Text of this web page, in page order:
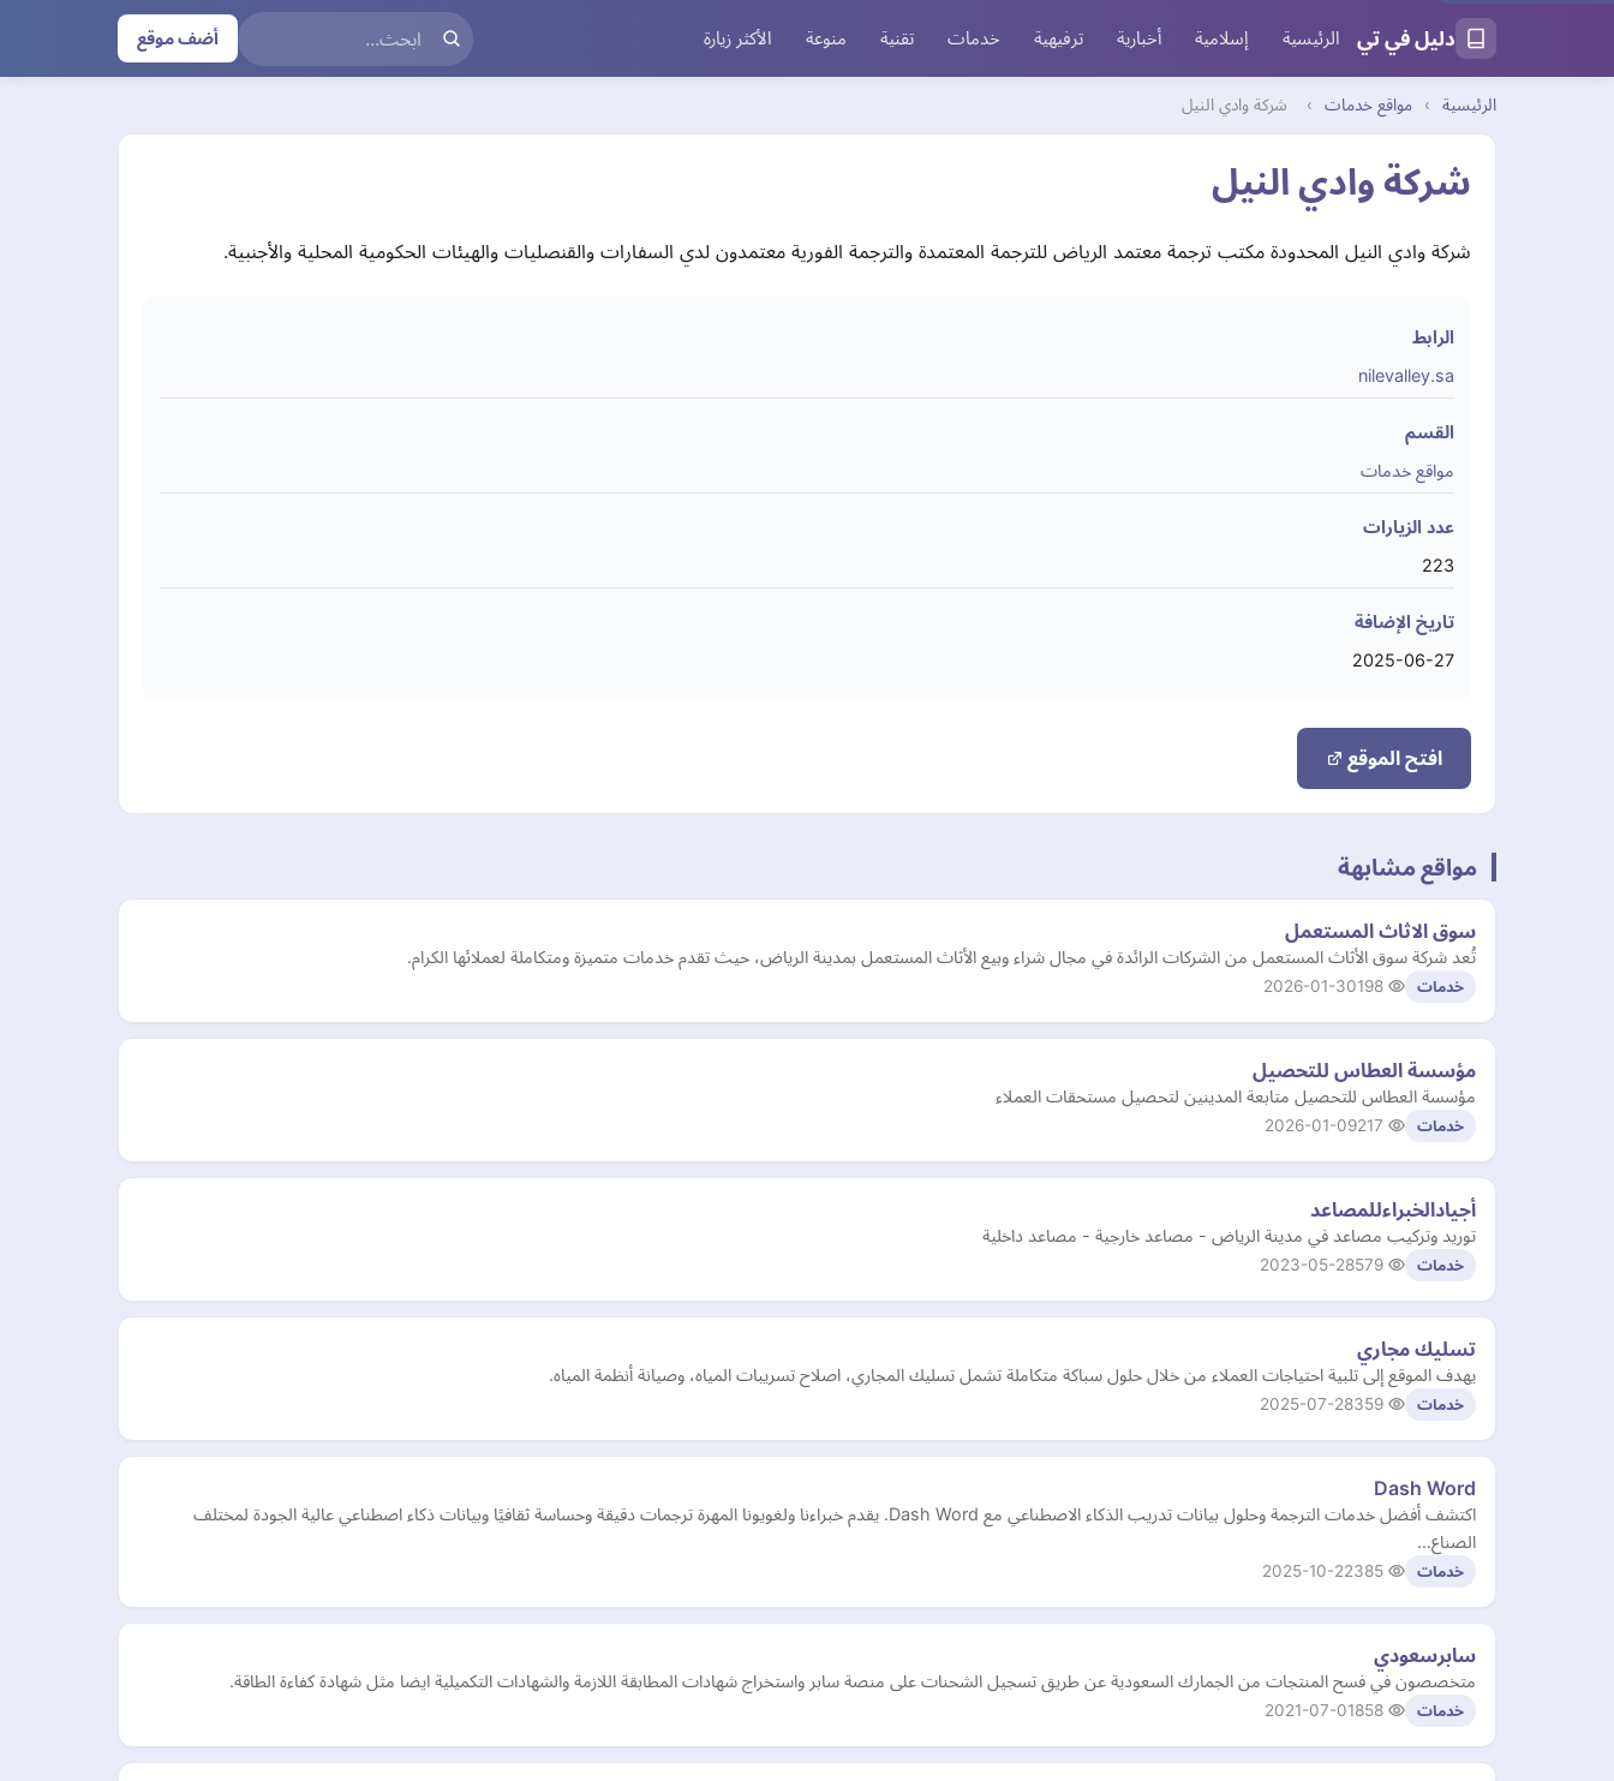
دليل في تي الرئيسية إسلامية أخبارية ترفيهية خدمات تقنية منوعة الأكثر زيارة أضف موقع
الرئيسية › مواقع خدمات › شركة وادي النيل
شركة وادي النيل
شركة وادي النيل المحدودة مكتب ترجمة معتمد الرياض للترجمة المعتمدة والترجمة الفورية معتمدون لدي السفارات والقنصليات والهيئات الحكومية المحلية والأجنبية.
الرابط
nilevalley.sa
القسم
مواقع خدمات
عدد الزيارات
223
تاريخ الإضافة
2025-06-27
افتح الموقع
مواقع مشابهة
سوق الاثاث المستعمل
تُعد شركة سوق الأثاث المستعمل من الشركات الرائدة في مجال شراء وبيع الأثاث المستعمل بمدينة الرياض، حيث تقدم خدمات متميزة ومتكاملة لعملائها الكرام.
خدمات 2026-01-30
مؤسسة العطاس للتحصيل
مؤسسة العطاس للتحصيل متابعة المدينين لتحصيل مستحقات العملاء
خدمات 2026-01-09
أجيادالخبراءللمصاعد
توريد وتركيب مصاعد في مدينة الرياض - مصاعد خارجية - مصاعد داخلية
خدمات 2023-05-28
تسليك مجاري
يهدف الموقع إلى تلبية احتياجات العملاء من خلال حلول سباكة متكاملة تشمل تسليك المجاري، اصلاح تسريبات المياه، وصيانة أنظمة المياه.
خدمات 2025-07-28
Dash Word
اكتشف أفضل خدمات الترجمة وحلول بيانات تدريب الذكاء الاصطناعي مع Dash Word. يقدم خبراءنا ولغويونا المهرة ترجمات دقيقة وحساسة ثقافيًا وبيانات ذكاء اصطناعي عالية الجودة لمختلف
الصناع…
خدمات 2025-10-22
سابرسعودي
متخصصون في فسح المنتجات من الجمارك السعودية عن طريق تسجيل الشحنات على منصة سابر واستخراج شهادات المطابقة اللازمة والشهادات التكميلية ايضا مثل شهادة كفاءة الطاقة.
خدمات 2021-07-01